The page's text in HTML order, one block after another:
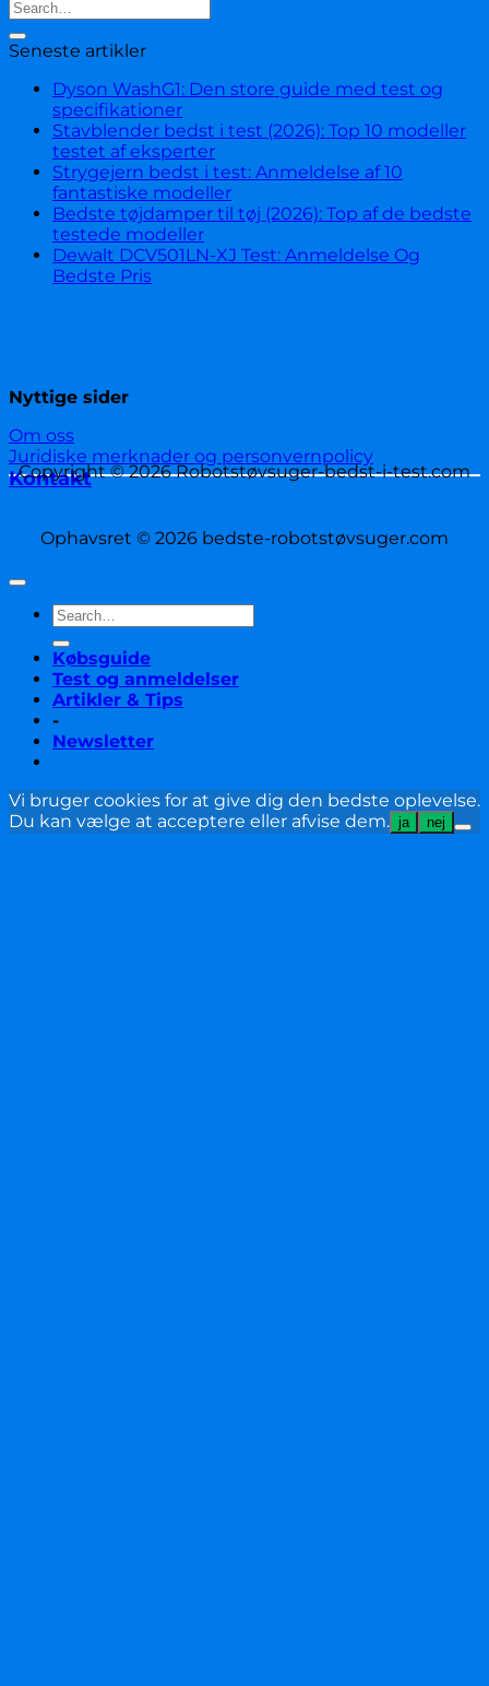
Seneste artikler
Dyson WashG1: Den store guide med test og
specifikationer
Stavblender bedst i test (2026): Top 10 modeller
testet af eksperter
Strygejern bedst i test: Anmeldelse af 10
fantastiske modeller
Bedste tøjdamper til tøj (2026): Top af de bedste
testede modeller
Dewalt DCV501LN-XJ Test: Anmeldelse Og
Bedste Pris
Nyttige sider
Om oss
Juridiske merknader og personvernpolicy
Kontakt
Copyright © 2026 Robotstøvsuger-bedst-i-test.com
Ophavsret © 2026 bedste-robotstøvsuger.com
Købsguide
Test og anmeldelser
Artikler & Tips
-
Newsletter
Vi bruger cookies for at give dig den bedste oplevelse.
Du kan vælge at acceptere eller afvise dem. ja nej